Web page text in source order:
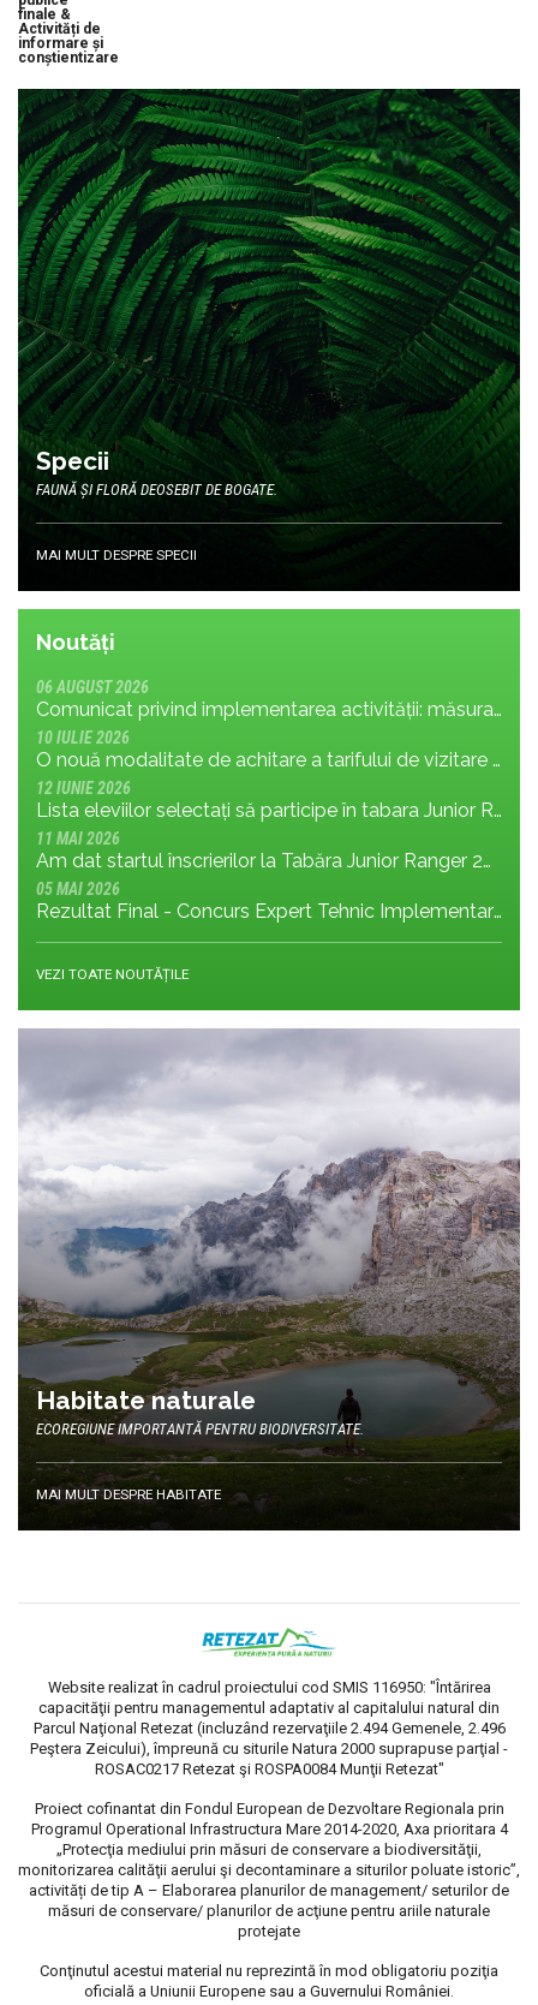
finale &
Activități de
informare și
conștientizare
Specii
FAUNĂ ȘI FLORĂ DEOSEBIT DE BOGATE.
MAI MULT DESPRE SPECII
Noutăți
06 AUGUST 2026
Comunicat privind implementarea activității: măsura MR.8.1.4 din planul de management; cu privire la tronsonul de drum cuprins între Baraj Gura Apelor și Cabana Rotunda
10 IULIE 2026
O nouă modalitate de achitare a tarifului de vizitare în Parcul Național Retezat
12 IUNIE 2026
Lista eleviilor selectați să participe în tabara Junior Ranger 2026
11 MAI 2026
Am dat startul înscrierilor la Tabăra Junior Ranger 2026 – Oameni conectați prin natură – tineri și comunități pentru viitorul Parcului Național Retezat
05 MAI 2026
Rezultat Final - Concurs Expert Tehnic Implementare 3 05.05.2026
VEZI TOATE NOUTĂȚILE
Habitate naturale
ECOREGIUNE IMPORTANTĂ PENTRU BIODIVERSITATE.
MAI MULT DESPRE HABITATE
Website realizat în cadrul proiectului cod SMIS 116950: "Întărirea
capacităţii pentru managementul adaptativ al capitalului natural din
Parcul Naţional Retezat (incluzând rezervaţiile 2.494 Gemenele, 2.496
Peştera Zeicului), împreună cu siturile Natura 2000 suprapuse parţial -
ROSAC0217 Retezat şi ROSPA0084 Munţii Retezat"
Proiect cofinantat din Fondul European de Dezvoltare Regionala prin
Programul Operational Infrastructura Mare 2014-2020, Axa prioritara 4
„Protecţia mediului prin măsuri de conservare a biodiversităţii,
monitorizarea calităţii aerului şi decontaminare a siturilor poluate istoric”,
activități de tip A – Elaborarea planurilor de management/ seturilor de
măsuri de conservare/ planurilor de acţiune pentru ariile naturale
protejate
Conţinutul acestui material nu reprezintă în mod obligatoriu poziţia
oficială a Uniunii Europene sau a Guvernului României.